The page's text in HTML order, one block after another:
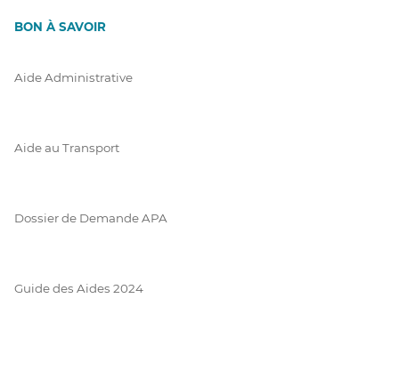
BON À SAVOIR
Aide Administrative
Aide au Transport
Dossier de Demande APA
Guide des Aides 2024